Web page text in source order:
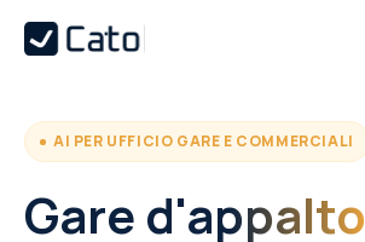
AI PER UFFICIO GARE E COMMERCIALI
Gare d'appalto